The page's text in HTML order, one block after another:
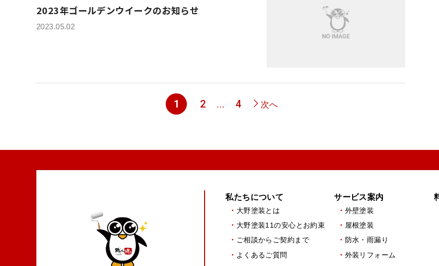
2023年ゴールデンウイークのお知らせ
2023.05.02
ペ
ジ
1
ペ
2 …
ペ
4 次へ
私たちについて
大野塗装とは
大野塗装11の安心とお約束
ご相談からご契約まで
よくあるご質問
サービス案内
外壁塗装
屋根塗装
防水・雨漏り
外装リフォーム